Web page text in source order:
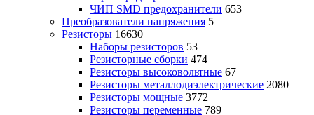
ЧИП SMD предохранители 653
Преобразователи напряжения 5
Резисторы 16630
Наборы резисторов 53
Резисторные сборки 474
Резисторы высоковольтные 67
Резисторы металлодиэлектрические 2080
Резисторы мощные 3772
Резисторы переменные 789